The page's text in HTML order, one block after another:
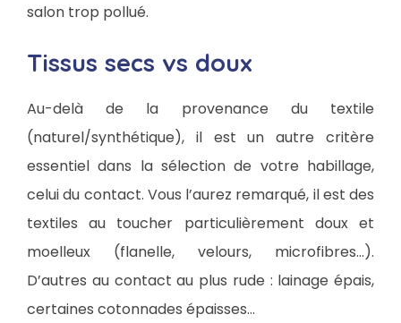
salon trop pollué.
Tissus secs vs doux
Au-delà de la provenance du textile
(naturel/synthétique), il est un autre critère
essentiel dans la sélection de votre habillage,
celui du contact. Vous l’aurez remarqué, il est des
textiles au toucher particulièrement doux et
moelleux (flanelle, velours, microfibres…).
D’autres au contact au plus rude : lainage épais,
certaines cotonnades épaisses…